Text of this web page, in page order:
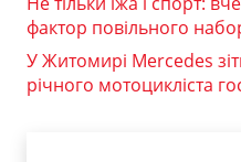
фактор повільного
У Житомирі Mercedes
річного мотоцикліста